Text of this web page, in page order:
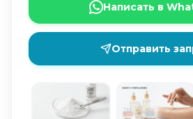
Написать в
Отправить